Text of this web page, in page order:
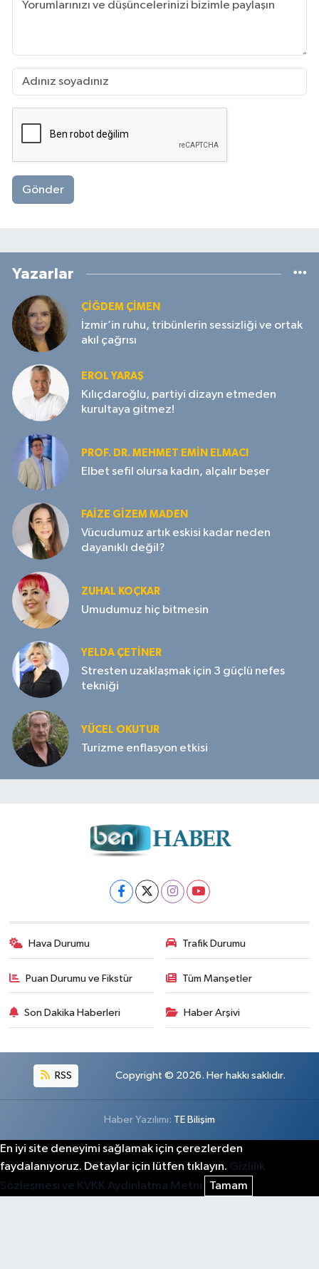
Gönder
Yazarlar
ÇIĞDEM ÇIMEN
İzmir’in ruhu, tribünlerin sessizliği ve ortak
akıl çağrısı
EROL YARAŞ
Kılıçdaroğlu, partiyi dizayn etmeden
kurultaya gitmez!
PROF. DR. MEHMET EMIN ELMACI
Elbet sefil olursa kadın, alçalır beşer
FAIZE GIZEM MADEN
Vücudumuz artık eskisi kadar neden
dayanıklı değil?
ZUHAL KOÇKAR
Umudumuz hiç bitmesin
YELDA ÇETİNER
Stresten uzaklaşmak için 3 güçlü nefes
tekniği
YÜCEL OKUTUR
Turizme enflasyon etkisi
Hava Durumu Trafik Durumu
Puan Durumu ve Fikstür Tüm Manşetler
Son Dakika Haberleri Haber Arşivi
RSS Copyright © 2026. Her hakkı saklıdır.
Haber Yazılımı: TE Bilişim
En iyi site deneyimi sağlamak için çerezlerden
faydalanıyoruz. Detaylar için lütfen tıklayın. Gizlilik
Sözleşmesi ve KVKK Aydınlatma Metni
Tamam